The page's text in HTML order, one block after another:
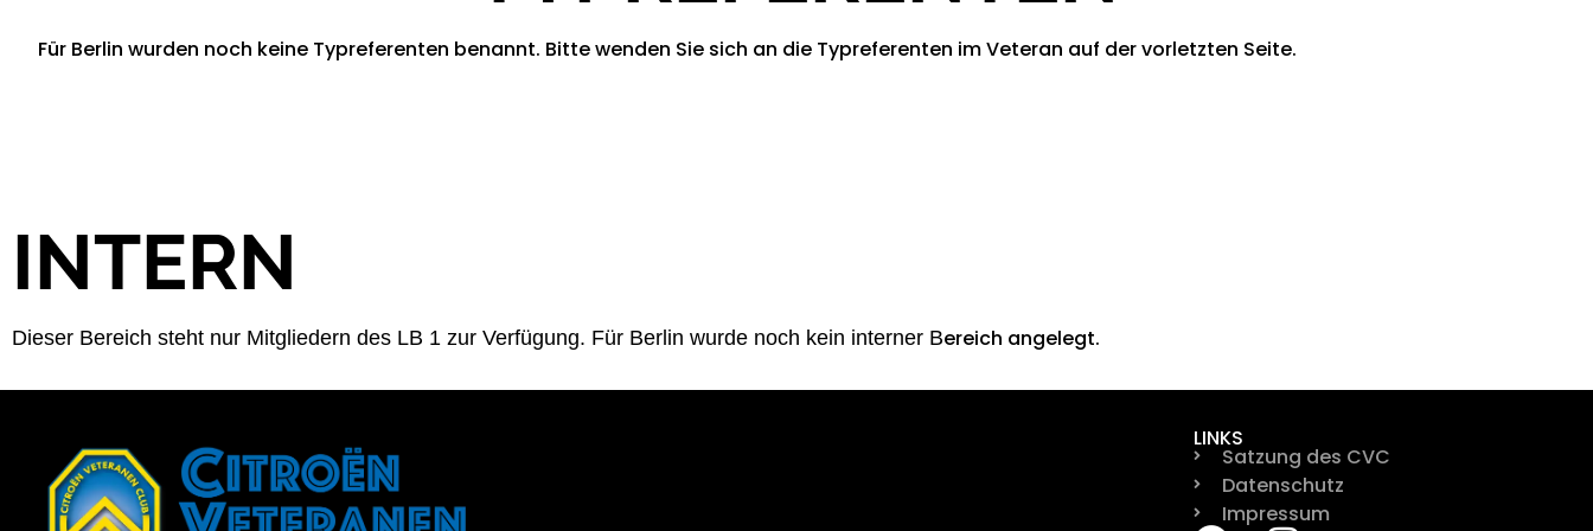
Für Berlin wurden noch keine Typreferenten benannt. Bitte wenden Sie sich an die Typreferenten im Veteran auf der vorletzten Seite.
INTERN
Dieser Bereich steht nur Mitgliedern des LB 1 zur Verfügung. Für Berlin wurde noch kein interner Bereich angelegt.
LINKS
Satzung des CVC
Datenschutz
Impressum